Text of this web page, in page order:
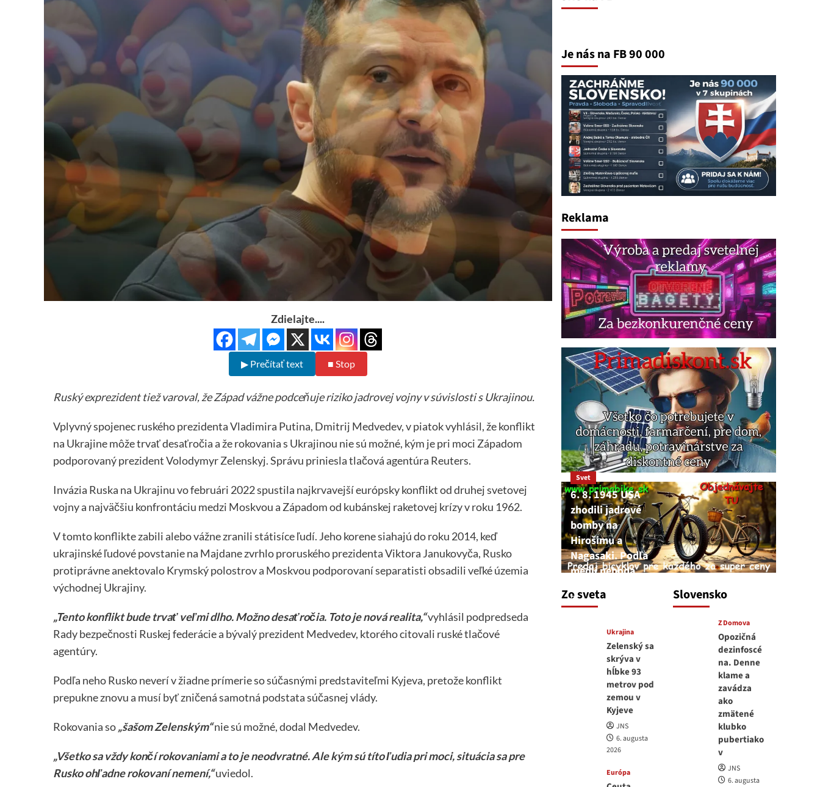
Zdielajte....
▶ Prečítať text ■ Stop
Ruský exprezident tiež varoval, že Západ vážne podceňuje riziko jadrovej vojny v súvislosti s Ukrajinou.
Vplyvný spojenec ruského prezidenta Vladimira Putina, Dmitrij Medvedev, v piatok vyhlásil, že konflikt
na Ukrajine môže trvať desaťročia a že rokovania s Ukrajinou nie sú možné, kým je pri moci Západom
podporovaný prezident Volodymyr Zelenskyj. Správu priniesla tlačová agentúra Reuters.
Invázia Ruska na Ukrajinu vo februári 2022 spustila najkrvavejší európsky konflikt od druhej svetovej
vojny a najväčšiu konfrontáciu medzi Moskvou a Západom od kubánskej raketovej krízy v roku 1962.
V tomto konflikte zabili alebo vážne zranili státisíce ľudí. Jeho korene siahajú do roku 2014, keď
ukrajinské ľudové povstanie na Majdane zvrhlo proruského prezidenta Viktora Janukovyča, Rusko
protiprávne anektovalo Krymský polostrov a Moskvou podporovaní separatisti obsadili veľké územia
východnej Ukrajiny.
„Tento konflikt bude trvať veľmi dlho. Možno desaťročia. Toto je nová realita,“vyhlásil podpredseda
Rady bezpečnosti Ruskej federácie a bývalý prezident Medvedev, ktorého citovali ruské tlačové
agentúry.
Podľa neho Rusko neverí v žiadne prímerie so súčasnými predstaviteľmi Kyjeva, pretože konflikt
prepukne znovu a musí byť zničená samotná podstata súčasnej vlády.
Rokovania so„šašom Zelenským“nie sú možné, dodal Medvedev.
„Všetko sa vždy končí rokovaniami a to je neodvratné. Ale kým sú títo ľudia pri moci, situácia sa pre
Rusko ohľadne rokovaní nemení,“uviedol.
Je nás na FB 90 000
Reklama
Zo sveta
Svet
6. 8. 1945 USA
zhodili jadrové
bomby na
Hirošimu a
Nagasaki. Podľa
médií nehoda
6. augusta 2026
Ukrajina
Zelenský sa
skrýva v
hĺbke 93
metrov pod
zemou v
Kyjeve
JNS
6. augusta
2026
Európa
Slovensko
Z Domova
Opozičná
dezinfoscé
na. Denne
klame a
zavádza
ako
zmätené
klubko
pubertiako
v
JNS
6. augusta